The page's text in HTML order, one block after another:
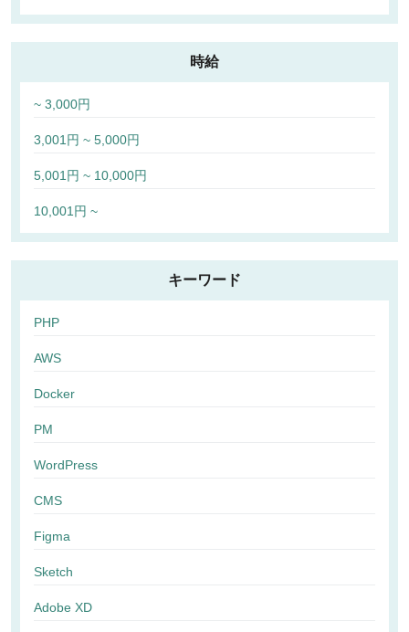
時給
~ 3,000円
3,001円 ~ 5,000円
5,001円 ~ 10,000円
10,001円 ~
キーワード
PHP
AWS
Docker
PM
WordPress
CMS
Figma
Sketch
Adobe XD